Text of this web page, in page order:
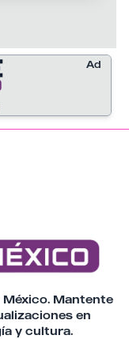
en la
criminales
Ad
Mantente
en
y cultura.